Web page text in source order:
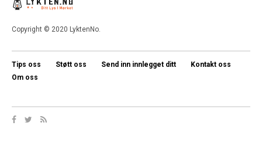
Copyright © 2020 LyktenNo.
Tips oss Støtt oss Send inn innlegget ditt
Kontakt oss
Om oss